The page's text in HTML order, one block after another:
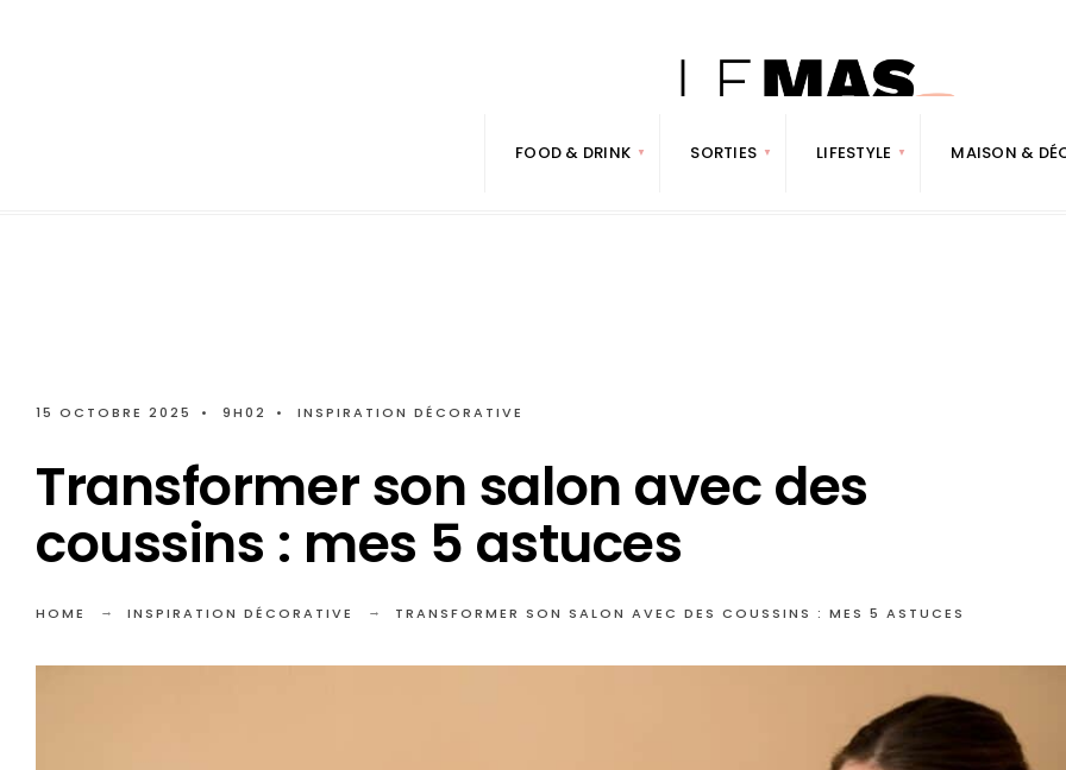
FOOD & DRINK SORTIES LIFESTYLE MAISON &
15 OCTOBRE 2025 • 9H02 • INSPIRATION DÉCORATIVE
Transformer son salon avec des
coussins : mes 5 astuces
HOME INSPIRATION DÉCORATIVE TRANSFORMER SON SALON AVEC DES COUSSINS : MES 5 ASTUCES